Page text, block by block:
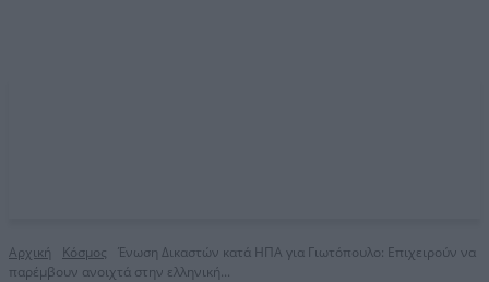
Αρχική Κόσμος
Ένωση Δικαστών κατά ΗΠΑ για Γιωτόπουλο: Επιχειρούν να
παρέμβουν ανοιχτά στην ελληνική...